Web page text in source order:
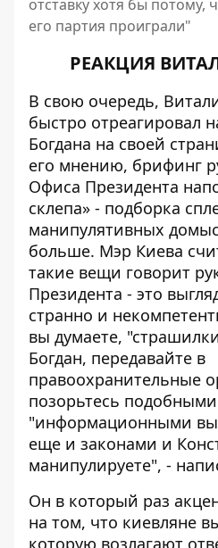
отставку хотя бы потому,
его партия проиграли"
РЕАКЦИЯ
В свою очередь,
быстро отреагировал
Богдана на своей
его мнению, брифинг
Офиса Президента
склепа» - подборка
манипулятивных
больше. Мэр Киева
такие вещи говорит
Президента - это
странно и
вы думаете,
Богдан, передавайте в
правоохранительные
позорьтесь подобными
"информационными
еще и законами и
манипулируете", -
Он в который раз
на том, что киевляне
которую возлагают